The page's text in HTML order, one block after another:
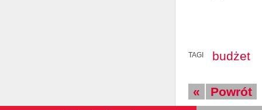
TAGI budżet
« Powrót